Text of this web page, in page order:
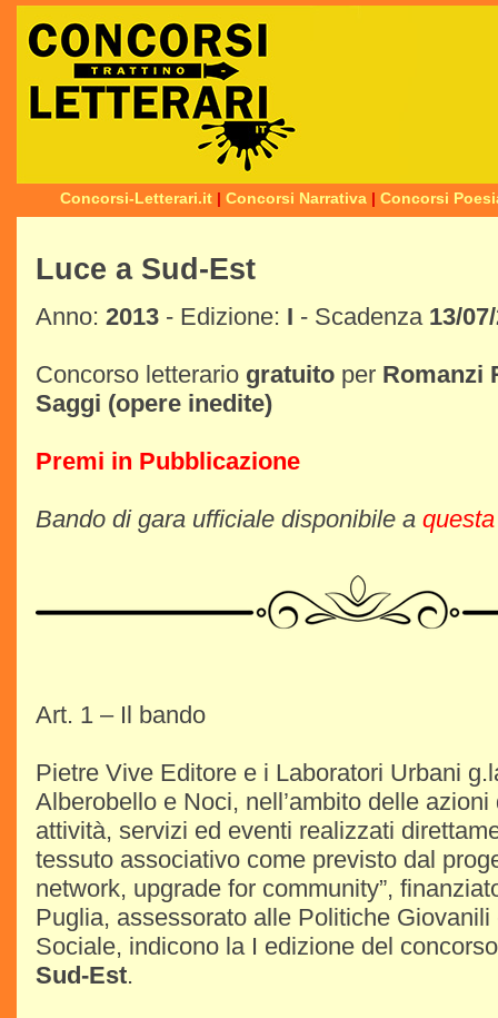
Concorsi-Letterari.it | Concorsi Narrativa | Concorsi
Luce a Sud-Est
Anno: 2013 - Edizione: I - Scadenza 13/
Concorso letterario gratuito per Romanzi
Saggi (opere inedite)
Premi in Pubblicazione
Bando di gara ufficiale disponibile a
Art. 1 – Il bando
Pietre Vive Editore e i Laboratori Urbani
Alberobello e Noci, nell’ambito delle
attività, servizi ed eventi realizzati
tessuto associativo come previsto dal
network, upgrade for community”,
Puglia, assessorato alle Politiche
Sociale, indicono la I edizione del
Sud-Est.